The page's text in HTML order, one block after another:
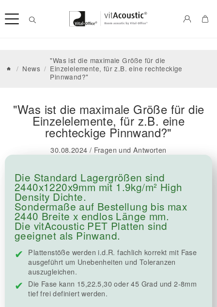
/ News /
"Was ist die maximale Größe für die
Einzelelemente, für z.B. eine rechteckige
Pinnwand?"
"Was ist die maximale Größe für die
Einzelelemente, für z.B. eine
rechteckige Pinnwand?"
30.08.2024 / Fragen und Antworten
Die Standard Lagergrößen sind
2440x1220x9mm mit 1.9kg/m² High
Density Dichte.
Sondermaße auf Bestellung bis max
2440 Breite x endlos Länge mm.
Die vitAcoustic PET Platten sind
geeignet als Pinwand.
Plattenstöße werden i.d.R. fachlich korrekt mit Fase
ausgeführt um Unebenheiten und Toleranzen
auszugleichen.
Die Fase kann 15,22.5,30 oder 45 Grad und 2-8mm
tief frei definiert werden.